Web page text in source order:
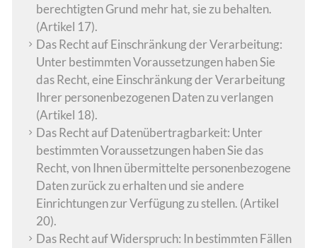
berechtigten Grund mehr hat, sie zu behalten.
(Artikel 17).
Das Recht auf Einschränkung der Verarbeitung:
Unter bestimmten Voraussetzungen haben Sie
das Recht, eine Einschränkung der Verarbeitung
Ihrer personenbezogenen Daten zu verlangen
(Artikel 18).
Das Recht auf Datenübertragbarkeit: Unter
bestimmten Voraussetzungen haben Sie das
Recht, von Ihnen übermittelte personenbezogene
Daten zurück zu erhalten und sie andere
Einrichtungen zur Verfügung zu stellen. (Artikel
20).
Das Recht auf Widerspruch: In bestimmten Fällen